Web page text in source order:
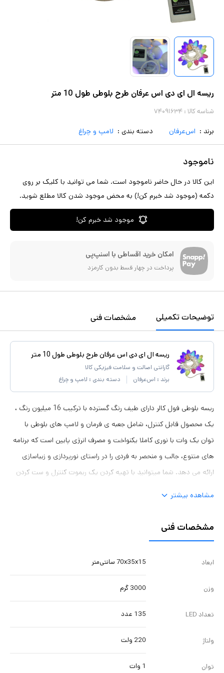
ریسه ال ای دی اس عرفان طرح بلوطی طول 10 متر
شناسه کالا : ۷۴۰۹۱۶۳۴
برند : اس‌عرفان دسته بندی : لامپ و چراغ
ناموجود
این کالا در حال حاضر ناموجود است. شما می توانید با کلیک بر روی
دکمه (موجود شد خبرم کن!) به محض موجود شدن کالا مطلع شوید.
موجود شد خبرم کن!
امکان خرید اقساطی با اسنپ‌پی
پرداخت در چهار قسط بدون کارمزد
توضیحات تکمیلی مشخصات فنی
ریسه ال ای دی اس عرفان طرح بلوطی طول 10 متر
گارانتی اصالت و سلامت فیزیکی کالا
برند : اس‌عرفان دسته بندی : لامپ و چراغ
ریسه بلوطی فول کالر دارای طیف رنگ گسترده با ترکیب 16 میلیون رنگ ،
یک محصول قابل کنترل، شامل جعبه ی فرمان و لامپ های بلوطی با
توان یک وات با نوری کاملا یکنواخت و مصرف انرژی پایین است که برنامه
های متنوع، جالب و منحصر به فردی را در راستای نورپردازی و زیباسازی
ارائه می دهد. شما میتوانید با تهیه کردن یک ریموت کنترل و ست کردن
فروشگاه‌ها به کار برد.
مشاهده بیشتر
مشخصات فنی
ابعاد 70x35x15 سانتی‌متر
وزن 3000 گرم
تعداد LED 135 عدد
ولتاژ 220 ولت
توان 1 وات